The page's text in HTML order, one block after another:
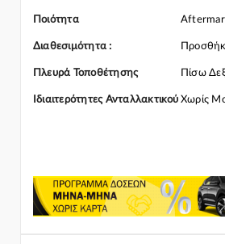
Ποιότητα
Διαθεσιμότητα :
Πλευρά Τοποθέτησης Πίσω
Ιδιαιτερότητες Ανταλλακτικού Χωρίς